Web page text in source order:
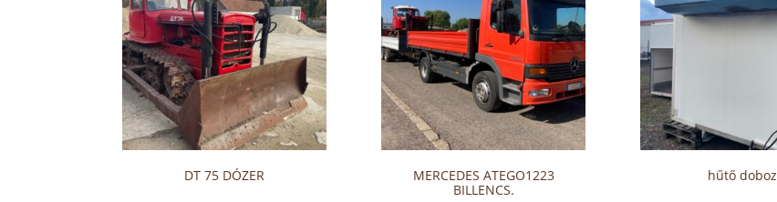
DT 75 DÓZER
MERCEDES ATEGO1223
BILLENCS.
hűtő doboz